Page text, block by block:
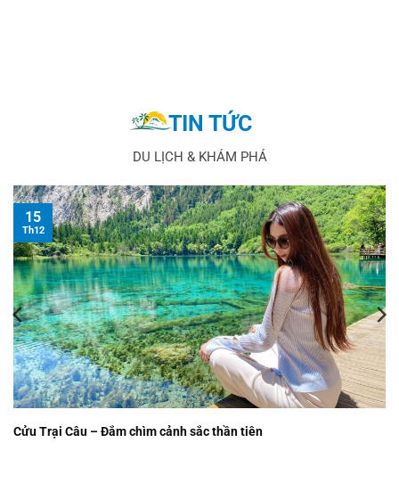
TIN TỨC
DU LỊCH & KHÁM PHÁ
Cửu Trại Câu – Đắm chìm cảnh sắc thần tiên
15
Th12